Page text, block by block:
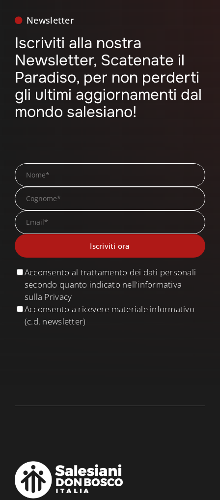
Newsletter
Iscriviti alla nostra
Newsletter, Scatenate il
Paradiso, per non perderti
gli ultimi aggiornamenti dal
mondo salesiano!
Acconsento al trattamento dei dati personali
secondo quanto indicato nell'informativa
sulla Privacy
Acconsento a ricevere materiale informativo
(c.d. newsletter)